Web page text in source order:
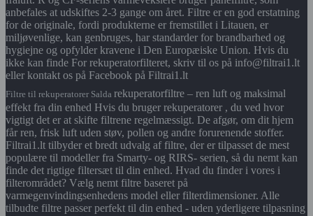
anbefales at udskiftes 2-3 gange om året. Filtre er en god erstatning
for de originale, fordi produkterne er fremstillet i Litauen, er
miljøvenlige, kan genbruges, har standarder for brandbarhed og
hygiejne og opfylder kravene i Den Europæiske Union. Hvis du
ikke kan finde For rekuperatorfilteret, skriv til os på info@filtrai1.lt
eller kontakt os på Facebook på Filtrai1.lt
Filtre til rekuperatorer Salda rekuperatorfiltre – ren luft og maksimal
effekt fra din enhed Hvis du bruger rekuperatorer , du ved hvor
vigtigt det er at skifte filtrene regelmæssigt. De afgør, om dit hjem
får ren, frisk luft uden støv, pollen og andre forurenende stoffer.
Filtrai1.lt tilbyder et bredt udvalg af filtre, der er tilpasset de mest
populære til modeller fra Smarty- og RIRS- serien, så du nemt kan
finde det rigtige filtersæt til din enhed. Hvad du finder i vores i
filterområdet? Vælg nemt filtre baseret på
varmegenvindingsenhedens model eller filterdimensioner. Alle
tilbudte filtre passer perfekt til din enhed - uden yderligere tilpasning